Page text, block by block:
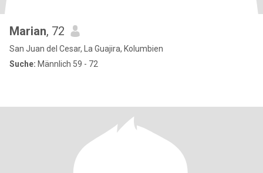
Marian, 72
San Juan del Cesar, La Guajira, Kolumbien
Suche: Männlich 59 - 72